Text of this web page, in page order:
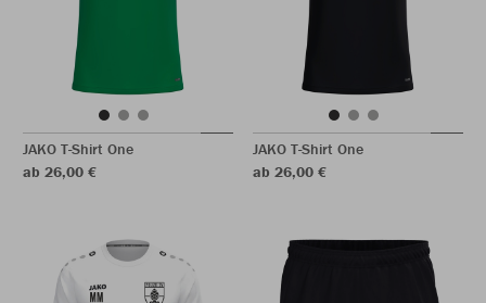
JAKO T-Shirt One
ab 26,00 €
JAKO T-Shirt One
ab 26,00 €